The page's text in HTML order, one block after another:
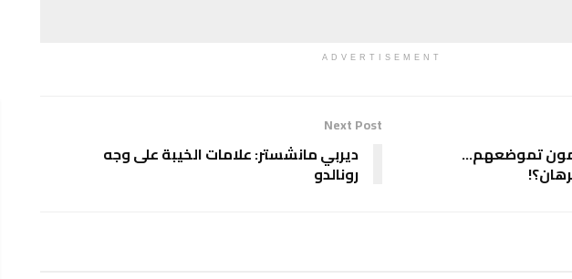
ADVERTISEMENT
تموضعهم…
Next Post
ديربي مانشستر: علامات الخيبة على وجه
رونالدو